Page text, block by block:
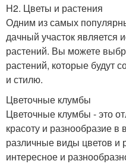
H2. Цветы и растения
Одним из самых
дачный участок является
растений. Вы можете
растений, которые будут
и стилю.
Цветочные клумбы
Цветочные клумбы - это
красоту и разнообразие
различные виды цветов и
интересное и